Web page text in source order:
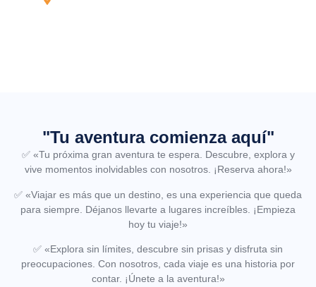
"Tu aventura comienza aquí"
✅ «Tu próxima gran aventura te espera. Descubre, explora y
vive momentos inolvidables con nosotros. ¡Reserva ahora!»
✅ «Viajar es más que un destino, es una experiencia que queda
para siempre. Déjanos llevarte a lugares increíbles. ¡Empieza
hoy tu viaje!»
✅ «Explora sin límites, descubre sin prisas y disfruta sin
preocupaciones. Con nosotros, cada viaje es una historia por
contar. ¡Únete a la aventura!»